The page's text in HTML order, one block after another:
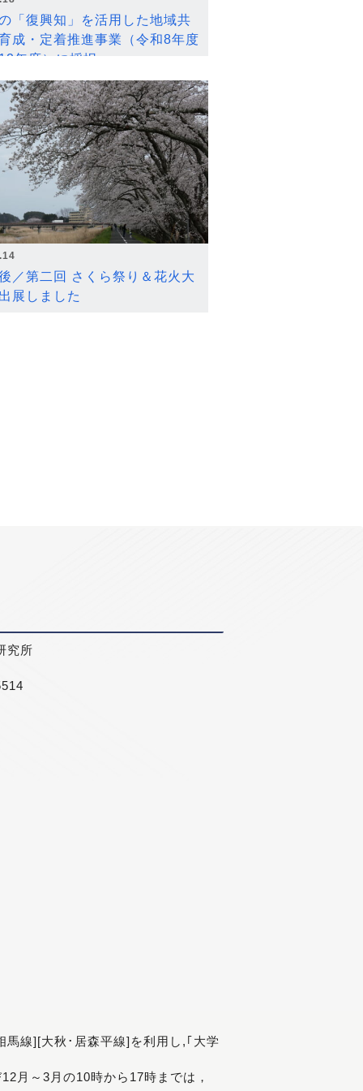
「復興知」を活用した地域共
成・定着推進事業（令和8年度
年度）に採択
／第二回 さくら祭り＆花火大
展しました
究所
線][大秋･居森平線]を利用し,｢大学
月～3月の10時から17時までは，